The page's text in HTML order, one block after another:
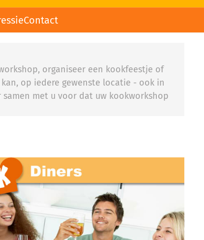
Contact
organiseer een kookfeestje of
op iedere gewenste locatie - ook in
met u voor dat uw kookworkshop